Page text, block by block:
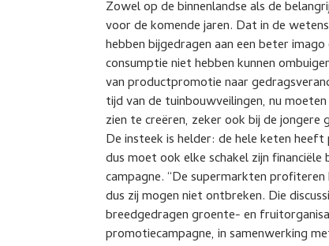
Zowel op de binnenlandse als de
voor de komende jaren. Dat in de
hebben bijgedragen aan een beter
consumptie niet hebben kunnen
van productpromotie naar
tijd van de tuinbouwveilingen, nu
zien te creëren, zeker ook bij de jongere
De insteek is helder: de hele keten
dus moet ook elke schakel zijn
campagne. “De supermarkten
dus zij mogen niet ontbreken. Die
breedgedragen groente- en
promotiecampagne, in samenwerking